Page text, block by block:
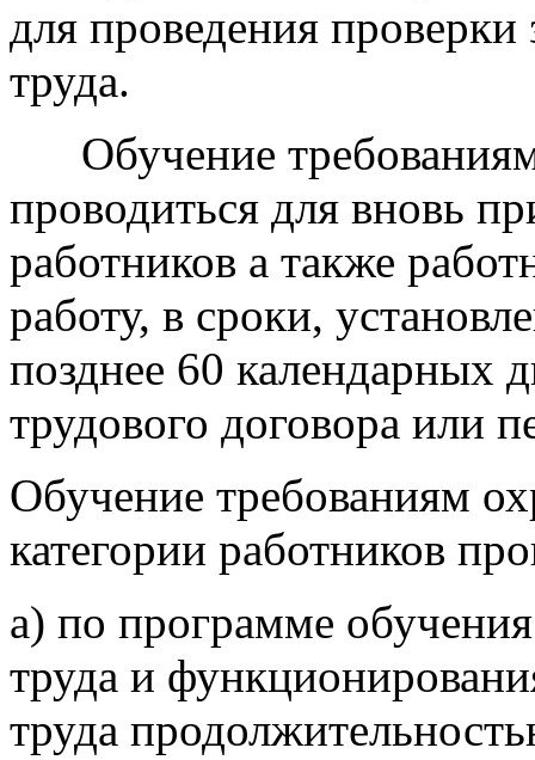
для проведения
труда.
Обучение
проводиться для вновь
работников а также
работу, в сроки,
позднее 60 календарных
трудового договора или
Обучение требованиям
категории работников
а) по программе
труда и
труда